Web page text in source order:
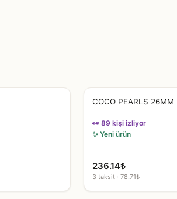
COCO PEARLS 26MM
👀 89 kişi izliyor
✨ Yeni ürün
236.14₺
3 taksit · 78.71₺